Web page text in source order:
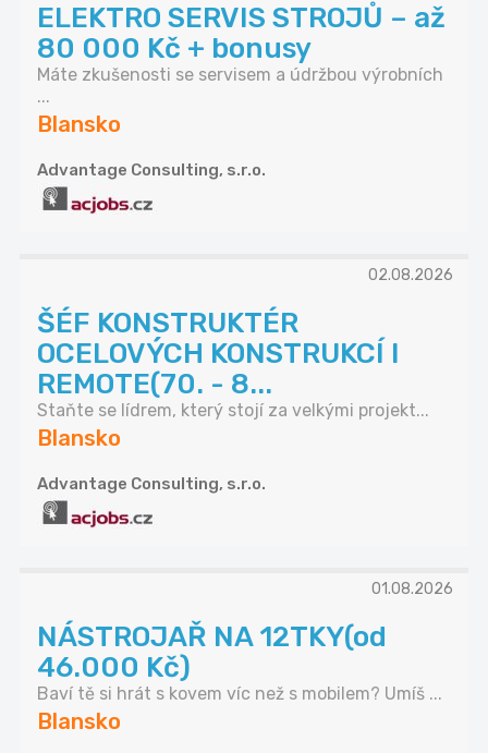
ELEKTRO SERVIS STROJŮ – až
80 000 Kč + bonusy
Máte zkušenosti se servisem a údržbou výrobních
...
Blansko
Advantage Consulting, s.r.o.
02.08.2026
ŠÉF KONSTRUKTÉR
OCELOVÝCH KONSTRUKCÍ I
REMOTE(70. - 8...
Staňte se lídrem, který stojí za velkými projekt...
Blansko
Advantage Consulting, s.r.o.
01.08.2026
NÁSTROJAŘ NA 12TKY(od
46.000 Kč)
Baví tě si hrát s kovem víc než s mobilem? Umíš ...
Blansko